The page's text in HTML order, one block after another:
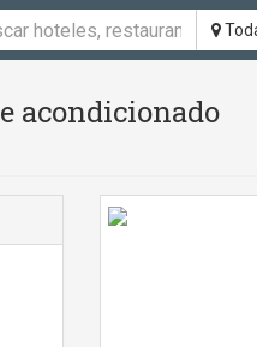
acondicionado